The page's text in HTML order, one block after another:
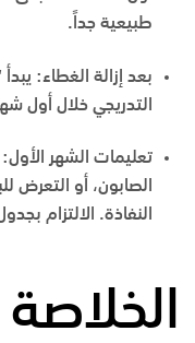
طبيعية جداً.
بعد إزالة الغطاء:
التدريجي خلال أول
تعليمات الشهر الأول:
الصابون، أو التعرض
النفاذة. الالتزام
الخلاصة